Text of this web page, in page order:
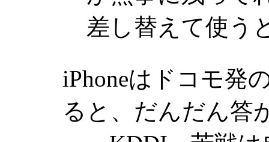
差し替えて使う
iPhoneはドコモ発
ると、だんだん